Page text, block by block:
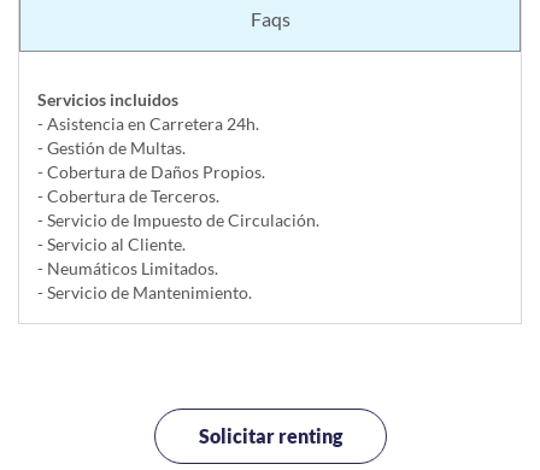
Faqs
Servicios incluidos
- Asistencia en Carretera 24h.
- Gestión de Multas.
- Cobertura de Daños Propios.
- Cobertura de Terceros.
- Servicio de Impuesto de Circulación.
- Servicio al Cliente.
- Neumáticos Limitados.
- Servicio de Mantenimiento.
Solicitar renting